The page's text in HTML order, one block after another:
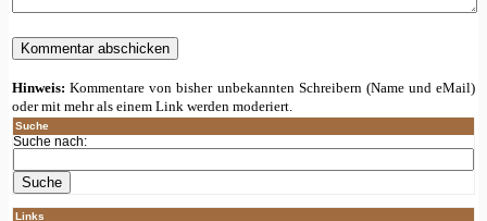
Hinweis: Kommentare von bisher unbekannten Schreibern (Name und eMail)
oder mit mehr als einem Link werden moderiert.
Suche
Suche nach:
Links